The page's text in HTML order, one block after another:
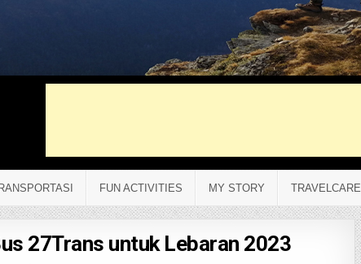
FUN ACTIVITIES MY STORY TRAVELCARE
27Trans untuk Lebaran 2023